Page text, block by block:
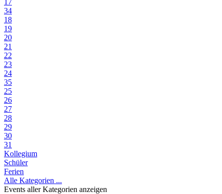
34
18
19
20
21
22
23
24
35
25
26
27
28
29
30
31
Kollegium
Schüler
Ferien
Alle Kategorien ...
Events aller Kategorien anzeigen